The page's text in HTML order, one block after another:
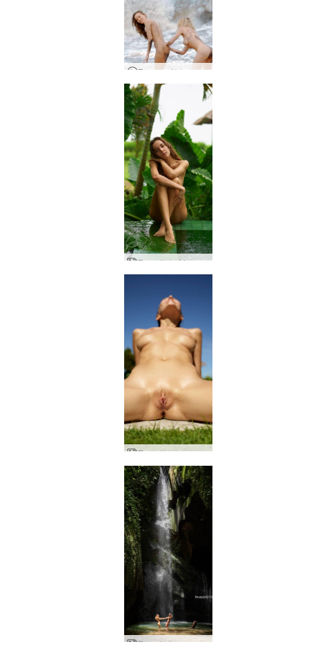
Το τριφύλλι και η Ναταλία βλαστός στο Μπαλί της Μαύρης Παραλίας
Τριφύλλι Μπαλί βροχή
Τριφύλλι γυμνή τέχνη πισίνας
Τριφύλλι και καταρράκτης Putri Bali